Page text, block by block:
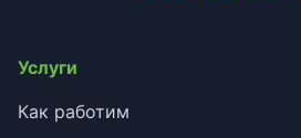
Услуги
Как работим